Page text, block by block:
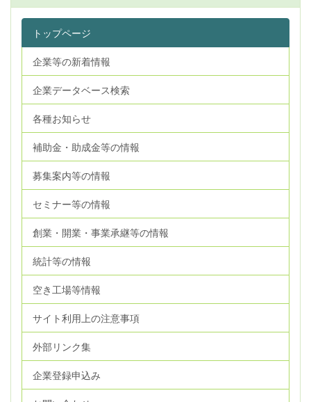
トップページ
企業等の新着情報
企業データベース検索
各種お知らせ
補助金・助成金等の情報
募集案内等の情報
セミナー等の情報
創業・開業・事業承継等の情報
統計等の情報
空き工場等情報
サイト利用上の注意事項
外部リンク集
企業登録申込み